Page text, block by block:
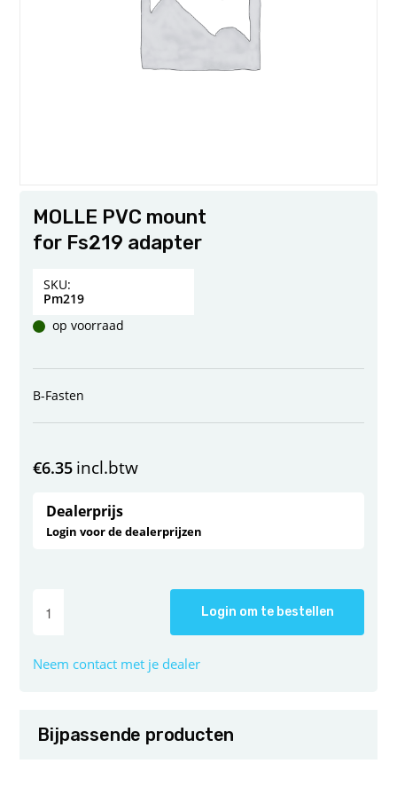
MOLLE PVC mount
for Fs219 adapter
SKU:
Pm219
op voorraad
B-Fasten
€6.35 incl.btw
Dealerprijs
Login voor de dealerprijzen
Login om te bestellen
Neem contact met je dealer
Bijpassende producten